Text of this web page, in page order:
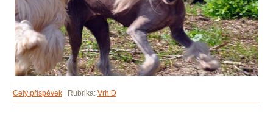
Celý příspěvek Rubrika: Vrh D